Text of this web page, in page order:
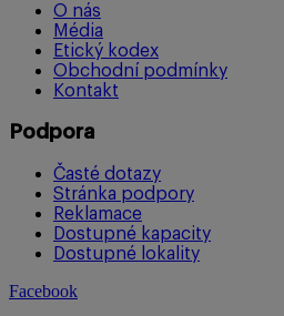
O nás
Média
Etický kodex
Obchodní podmínky
Kontakt
Podpora
Časté dotazy
Stránka podpory
Reklamace
Dostupné kapacity
Dostupné lokality
Facebook